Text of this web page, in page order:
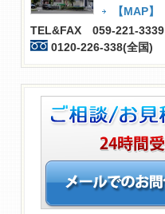
【MAP】
TEL&FAX 059-221-3339
0120-226-338(全国)